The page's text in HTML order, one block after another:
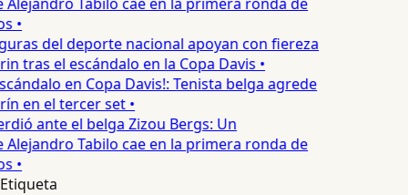
•
del deporte nacional apoyan con fiereza
tras el escándalo en la Copa Davis •
en Copa Davis!: Tenista belga agrede
en el tercer set •
ante el belga Zizou Bergs: Un
Tabilo cae en la primera ronda de
•
Etiqueta